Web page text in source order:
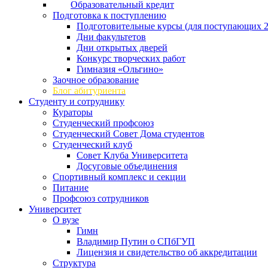
Образовательный кредит
Подготовка к поступлению
Подготовительные курсы (для поступающих
Дни факультетов
Дни открытых дверей
Конкурс творческих работ
Гимназия «Ольгино»
Заочное образование
Блог абитуриента
Студенту и сотруднику
Кураторы
Студенческий профсоюз
Студенческий Совет Дома студентов
Студенческий клуб
Совет Клуба Университета
Досуговые объединения
Спортивный комплекс и секции
Питание
Профсоюз сотрудников
Университет
О вузе
Гимн
Владимир Путин о СПбГУП
Лицензия и свидетельство об аккредитации
Структура